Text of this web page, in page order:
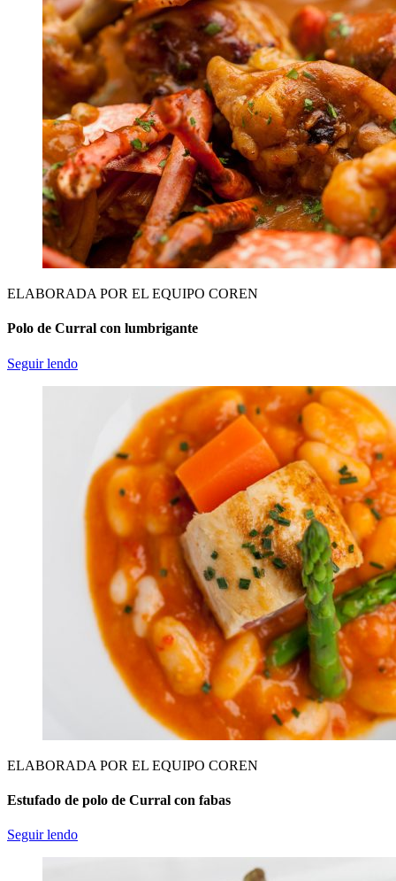
ELABORADA POR EL EQUIPO COREN
Polo de Curral con lumbrigante
Seguir lendo
ELABORADA POR EL EQUIPO COREN
Estufado de polo de Curral con fabas
Seguir lendo